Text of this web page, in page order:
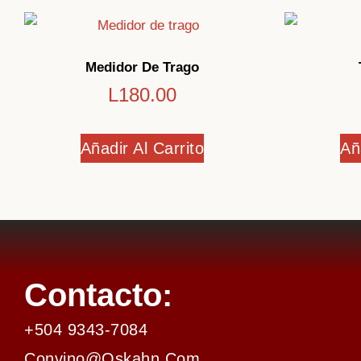
Medidor De Trago
L180.00
Añadir Al Carrito
Contacto:
+504 9343-7084